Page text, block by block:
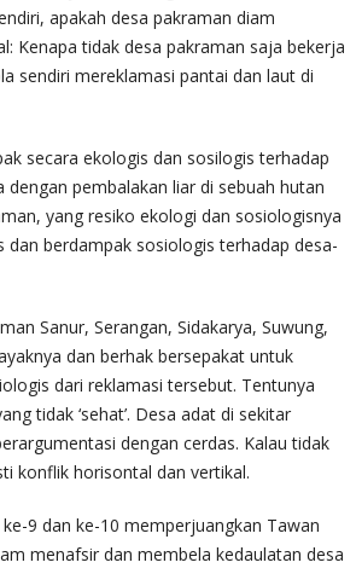
apakah desa pakraman diam
Kenapa tidak desa pakraman saja bekerja
sendiri mereklamasi pantai dan laut di
secara ekologis dan sosilogis terhadap
pembalakan liar di sebuah hutan
yang resiko ekologi dan sosiologisnya
berdampak sosiologis terhadap desa-
Sanur, Serangan, Sidakarya, Suwung,
dan berhak bersepakat untuk
dari reklamasi tersebut. Tentunya
tidak ‘sehat’. Desa adat di sekitar
dengan cerdas. Kalau tidak
konflik horisontal dan vertikal.
9 dan ke-10 memperjuangkan Tawan
menafsir dan membela kedaulatan desa